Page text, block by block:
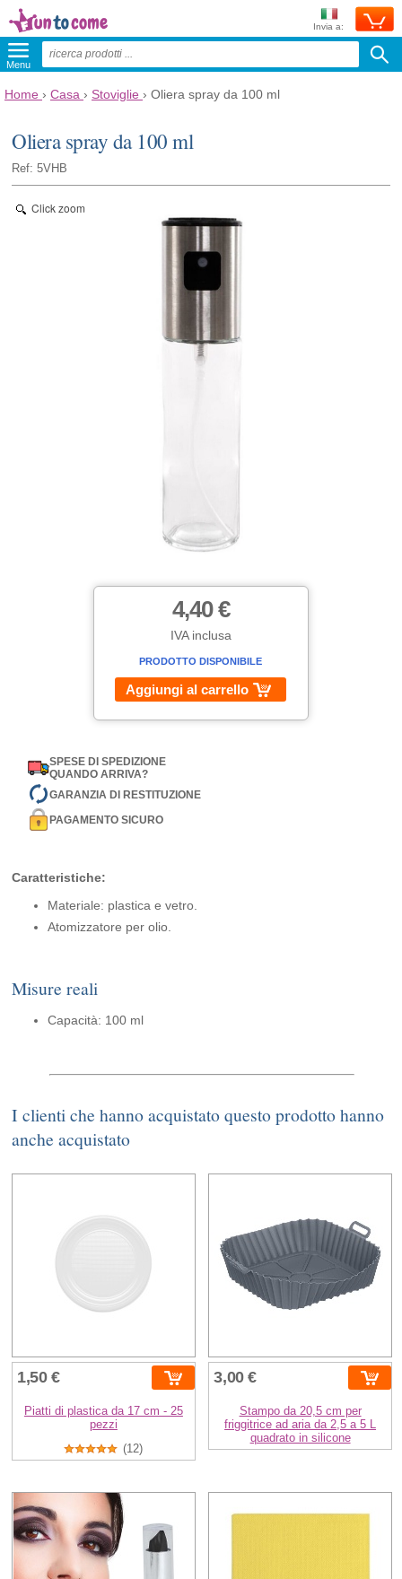
Invia a:
Menu
Home › Casa › Stoviglie › Oliera spray da 100 ml
Oliera spray da 100 ml
Ref: 5VHB
Click zoom
4,40 €
IVA inclusa
PRODOTTO DISPONIBILE
Aggiungi al carrello
SPESE DI SPEDIZIONE
QUANDO ARRIVA?
GARANZIA DI RESTITUZIONE
PAGAMENTO SICURO
Caratteristiche:
Materiale: plastica e vetro.
Atomizzatore per olio.
Misure reali
Capacità: 100 ml
I clienti che hanno acquistato questo prodotto hanno
anche acquistato
1,50 €
Piatti di plastica da 17 cm - 25
pezzi
(12)
3,00 €
Stampo da 20,5 cm per
friggitrice ad aria da 2,5 a 5 L
quadrato in silicone